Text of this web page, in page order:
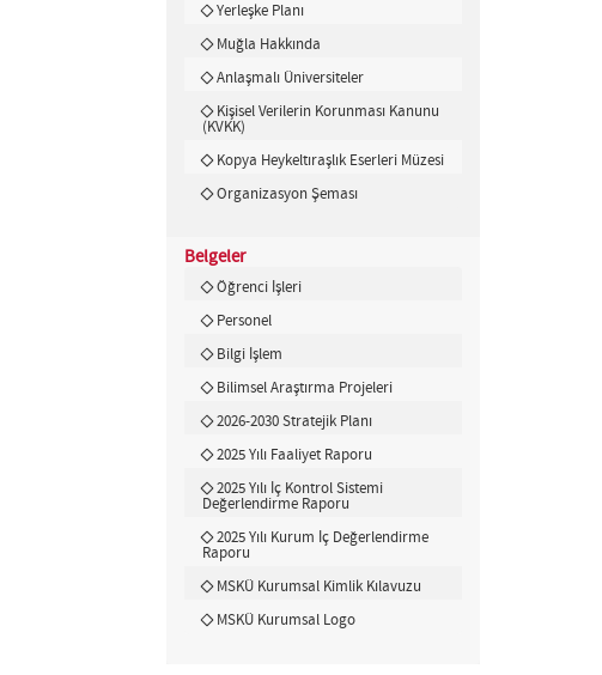
Yerleşke Planı
Muğla Hakkında
Anlaşmalı Üniversiteler
Kişisel Verilerin Korunması Kanunu
(KVKK)
Kopya Heykeltıraşlık Eserleri Müzesi
Organizasyon Şeması
Belgeler
Öğrenci İşleri
Personel
Bilgi İşlem
Bilimsel Araştırma Projeleri
2026-2030 Stratejik Planı
2025 Yılı Faaliyet Raporu
2025 Yılı İç Kontrol Sistemi
Değerlendirme Raporu
2025 Yılı Kurum İç Değerlendirme
Raporu
MSKÜ Kurumsal Kimlik Kılavuzu
MSKÜ Kurumsal Logo